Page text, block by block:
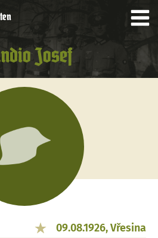
Josef
09.08.1926, Vřesina